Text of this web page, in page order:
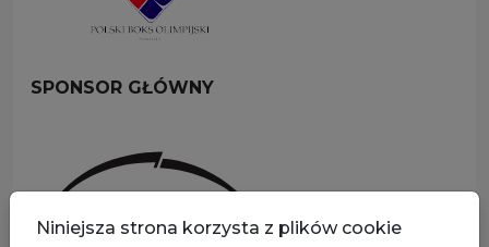
SPONSOR GŁÓWNY
Niniejsza strona korzysta z plików cookie